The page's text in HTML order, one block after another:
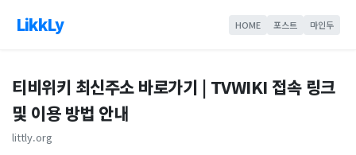
LikkLy HOME 포스트 마인두
티비위키 최신주소 바로가기 | TVWIKI 접속 링크
및 이용 방법 안내
littly.org